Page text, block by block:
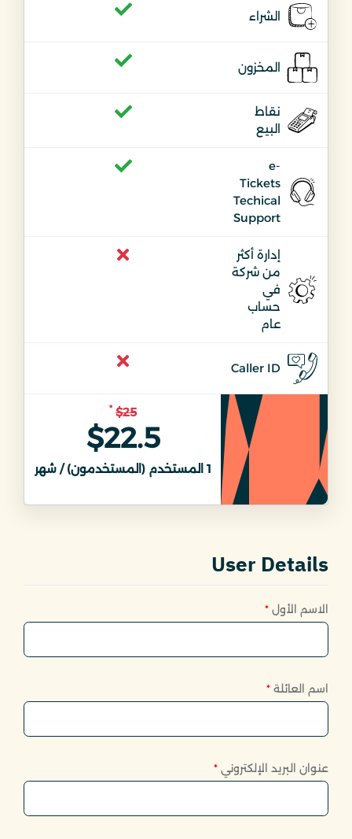
الشراء
المخزون
نقاط
البيع
e-
Tickets
Techical
Support
إدارة أكثر
من شركة
في
حساب
عام
Caller ID
$25
*
$22.5
1 المستخدم (المستخدمون) / شهر
User Details
الاسم الأول *
اسم العائلة *
عنوان البريد الإلكتروني *